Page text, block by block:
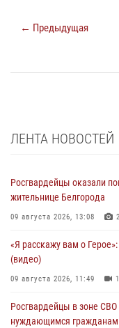
← Предыдущая
ЛЕНТА НОВОСТЕЙ
Росгвардейцы оказали
жительнице Белгорода
09 августа 2026, 13:08 2
«Я расскажу вам о
(видео)
09 августа 2026, 11:49 1
Росгвардейцы в зоне
нуждающимся гражданам